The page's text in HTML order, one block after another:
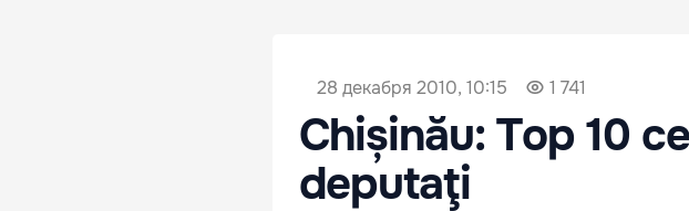
28 декабря 2010, 10:15 1 741
Chișinău: Top 10
deputaţi